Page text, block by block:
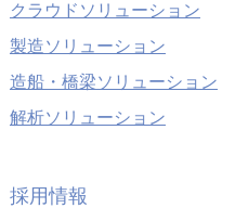
クラウドソリューション
製造ソリューション
造船・橋梁ソリューション
解析ソリューション
採用情報